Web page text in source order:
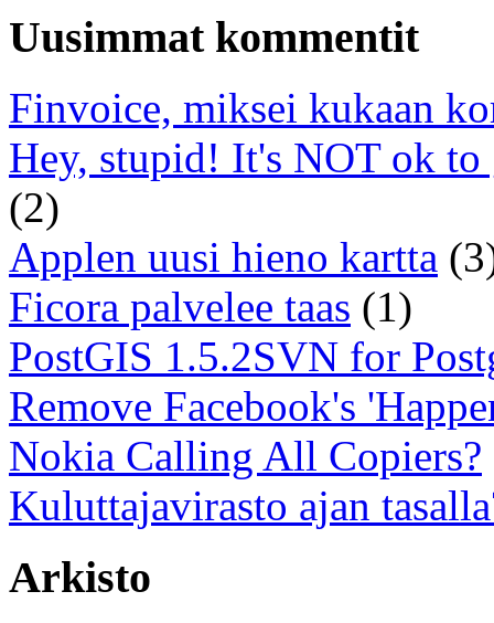
Uusimmat kommentit
Finvoice, miksei kukaan
Hey, stupid! It's NOT ok to
(2)
Applen uusi hieno kartta
Ficora palvelee taas (1)
PostGIS 1.5.2SVN for
Remove Facebook's
Nokia Calling All Copiers?
Kuluttajavirasto ajan
Arkisto